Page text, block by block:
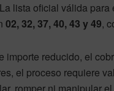
lista oficial válida
02, 32, 37, 40, 43 y 49,
importe reducido, el
el proceso requiere